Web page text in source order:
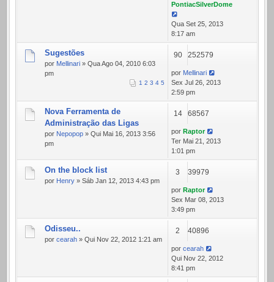
PontiacSilverDome
Qua Set 25, 2013
8:17 am
Sugestões
por Mellinari » Qua Ago 04, 2010 6:03
pm
1 2 3 4 5
90 252579
por Mellinari
Sex Jul 26, 2013
2:59 pm
Nova Ferramenta de
Administração das Ligas
por Nepopop » Qui Mai 16, 2013 3:56
pm
14 68567
por Raptor
Ter Mai 21, 2013
1:01 pm
On the block list
por Henry » Sáb Jan 12, 2013 4:43 pm
3 39979
por Raptor
Sex Mar 08, 2013
3:49 pm
Odisseu..
por cearah » Qui Nov 22, 2012 1:21 am
2 40896
por cearah
Qui Nov 22, 2012
8:41 pm